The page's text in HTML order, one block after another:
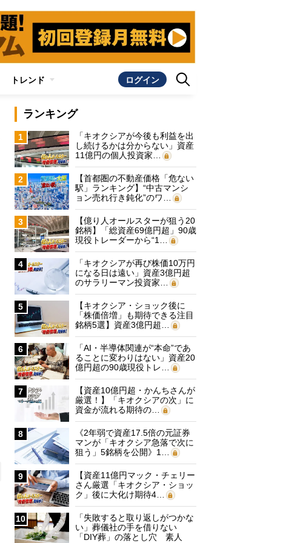
トレンド ログイン
ランキング
1
「キオクシアが今後も利益を出
し続けるかは分からない」資産
11億円の個人投資家…
2
【首都圏の不動産価格「危ない
駅」ランキング】“中古マンシ
ョン売れ行き鈍化”のワ…
3
【億り人オールスターが狙う20
銘柄】「総資産69億円超」90歳
現役トレーダーから“1…
4
「キオクシアが再び株価10万円
になる日は遠い」資産3億円超
のサラリーマン投資家…
5
【キオクシア・ショック後に
「株価倍増」も期待できる注目
銘柄5選】資産3億円超…
6
「AI・半導体関連が“本命”であ
ることに変わりはない」資産20
億円超の90歳現役トレ…
7
【資産10億円超・かんちさんが
厳選！】「キオクシアの次」に
資金が流れる期待の…
8
《2年弱で資産17.5倍の元証券
マンが「キオクシア急落で次に
狙う」5銘柄を公開》1…
9
【資産11億円マック・チェリー
さん厳選「キオクシア・ショッ
ク」後に大化け期待4…
10
「失敗すると取り返しがつかな
い」葬儀社の手を借りない
「DIY葬」の落とし穴 素人